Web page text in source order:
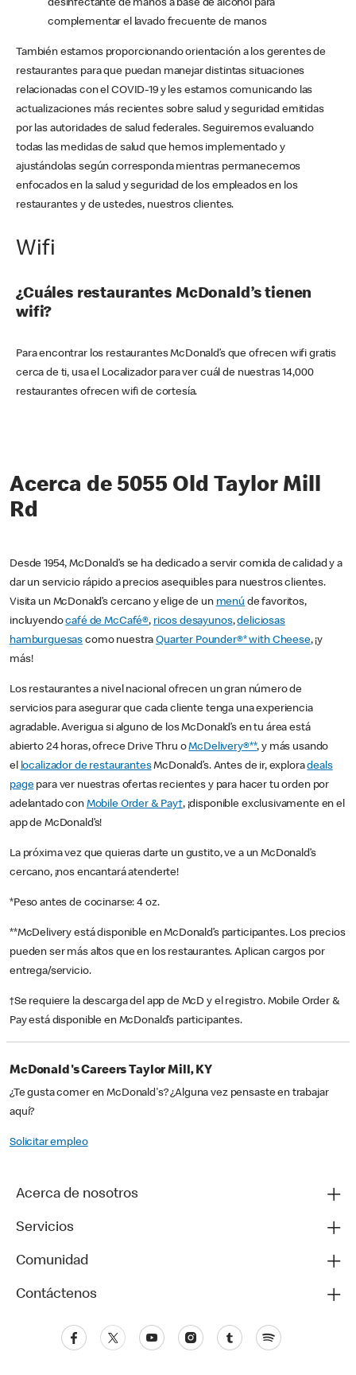
desinfectante de manos a base de alcohol para
complementar el lavado frecuente de manos
También estamos proporcionando orientación a los gerentes de
restaurantes para que puedan manejar distintas situaciones
relacionadas con el COVID-19 y les estamos comunicando las
actualizaciones más recientes sobre salud y seguridad emitidas
por las autoridades de salud federales. Seguiremos evaluando
todas las medidas de salud que hemos implementado y
ajustándolas según corresponda mientras permanecemos
enfocados en la salud y seguridad de los empleados en los
restaurantes y de ustedes, nuestros clientes.
Wifi
¿Cuáles restaurantes McDonald’s tienen
wifi?
Para encontrar los restaurantes McDonald’s que ofrecen wifi gratis
cerca de ti, usa el Localizador para ver cuál de nuestras 14,000
restaurantes ofrecen wifi de cortesía.
Acerca de 5055 Old Taylor Mill
Rd
Desde 1954, McDonald’s se ha dedicado a servir comida de calidad y a
dar un servicio rápido a precios asequibles para nuestros clientes.
Visita un McDonald’s cercano y elige de un menú de favoritos,
incluyendocafé de McCafé®, ricos desayunos,deliciosas
hamburguesas como nuestraQuarter Pounder®* with Cheese, ¡y
más!
Los restaurantes a nivel nacional ofrecen un gran número de
servicios para asegurar que cada cliente tenga una experiencia
agradable. Averigua si alguno de los McDonald’s en tu área está
abierto 24 horas, ofrece Drive Thru oMcDelivery®**, y más usando
el localizador de restaurantesMcDonald’s. Antes de ir, exploradeals
pagepara ver nuestras ofertas recientes y para hacer tu orden por
adelantado con Mobile Order & Pay†, ¡disponible exclusivamente en el
app de McDonald’s!
La próxima vez que quieras darte un gustito, ve a un McDonald’s
cercano, ¡nos encantará atenderte!
*Peso antes de cocinarse: 4 oz.
**McDelivery está disponible en McDonald’s participantes. Los precios
pueden ser más altos que en los restaurantes. Aplican cargos por
entrega/servicio.
†Se requiere la descarga del app de McD y el registro. Mobile Order &
Pay está disponible en McDonald’s participantes.
McDonald's Careers Taylor Mill, KY
¿Te gusta comer en McDonald's? ¿Alguna vez pensaste en trabajar
aquí?
Solicitar empleo
Acerca de nosotros
Servicios
Comunidad
Contáctenos